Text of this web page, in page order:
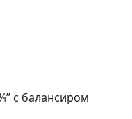
с балансиром